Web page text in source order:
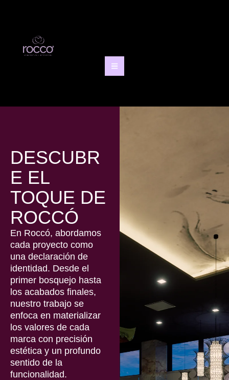
DESCUBR
E EL
TOQUE DE
ROCCÓ
En Roccó, abordamos
cada proyecto como
una declaración de
identidad. Desde el
primer bosquejo hasta
los acabados finales,
nuestro trabajo se
enfoca en materializar
los valores de cada
marca con precisión
estética y un profundo
sentido de la
funcionalidad.